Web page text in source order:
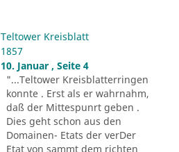
Teltower Kreisblatt
1857
10. Januar , Seite 4
"...Teltower Kreisblatterringen
konnte . Erst als er wahrnahm,
daß der Mittespunrt geben .
Dies geht schon aus den
Domainen- Etats der verDer
Etat von sammt dem richten